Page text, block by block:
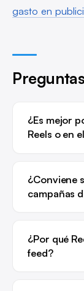
gasto en
¿Es mejor
Reels o en
¿Conviene
campañas
¿Por qué
feed?